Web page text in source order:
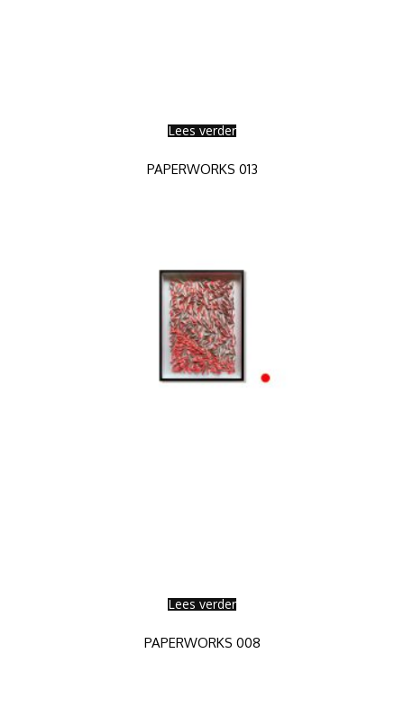
Lees verder
PAPERWORKS 013
Lees verder
PAPERWORKS 008